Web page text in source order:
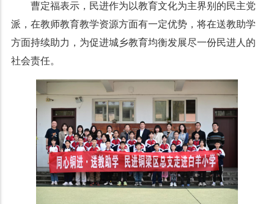
曹定福表示，民进作为以教育文化为主界别的民主党
派，在教师教育教学资源方面有一定优势，将在送教助学
方面持续助力，为促进城乡教育均衡发展尽一份民进人的
社会责任。